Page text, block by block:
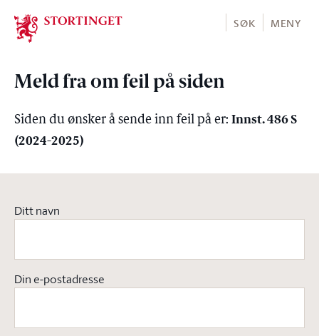
Stortinget.no
SØK MENY
Meld fra om feil på siden
Siden du ønsker å sende inn feil på er: Innst. 486 S
(2024-2025)
Ditt navn
Din e-postadresse